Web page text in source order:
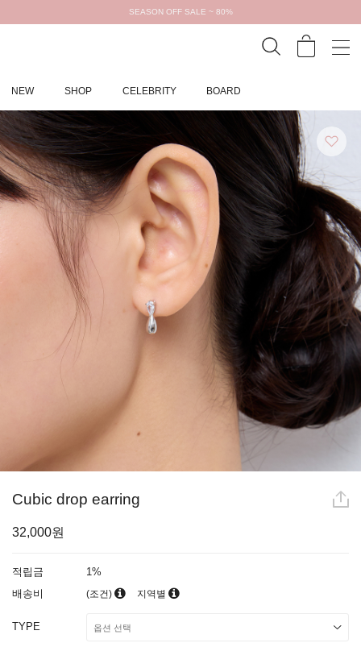
SEASON OFF SALE ~ 80%
NEW SHOP CELEBRITY BOARD
Cubic drop earring
32,000원
적립금
1%
배송비
(조건) 지역별
TYPE